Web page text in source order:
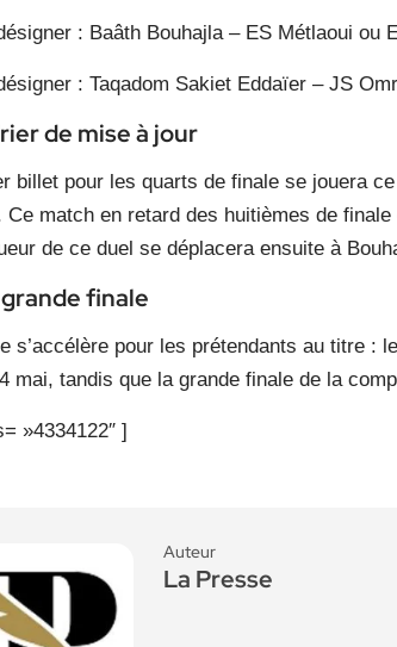
: Baâth Bouhajla – ES Métlaoui ou
: Taqadom Sakiet Eddaïer – JS
de mise à jour
billet pour les quarts de finale se jouera
Ce match en retard des huitièmes de
de ce duel se déplacera ensuite à
finale
s’accélère pour les prétendants au titre :
mai, tandis que la grande finale de la
»4334122″ ]
Auteur
La Presse